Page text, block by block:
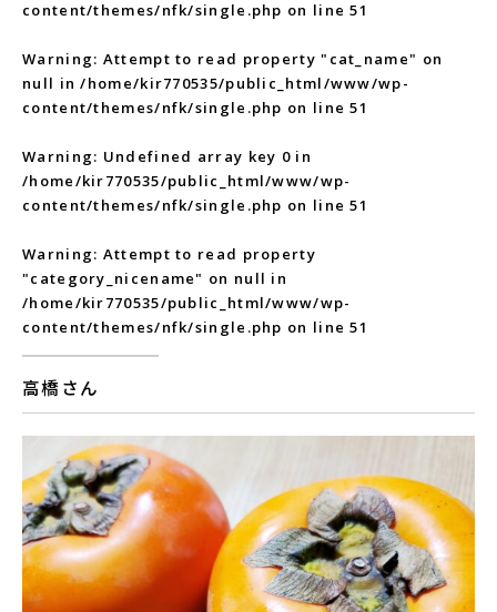
content/themes/nfk/single.php on line51
Warning: Attempt to read property "cat_name" on
null in/home/kir770535/public_html/www/wp-
content/themes/nfk/single.php on line51
Warning: Undefined array key 0 in
/home/kir770535/public_html/www/wp-
content/themes/nfk/single.php on line51
Warning: Attempt to read property
"category_nicename" on null in
/home/kir770535/public_html/www/wp-
content/themes/nfk/single.php on line51
高橋さん